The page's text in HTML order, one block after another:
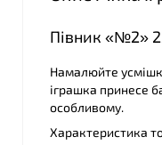
Півник «№2»
Намалюйте
іграшка принесе
особливому.
Характеристика